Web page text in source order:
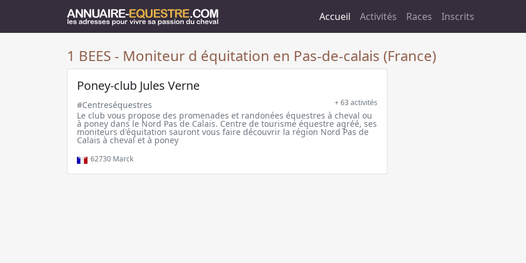
Accueil Activités Races Inscrits
1 BEES - Moniteur d équitation en Pas-de-calais (France)
Poney-club Jules Verne
#Centreséquestres + 63 activités
Le club vous propose des promenades et randonées équestres à cheval ou
à poney dans le Nord Pas de Calais. Centre de tourisme équestre agréé, ses
moniteurs d'équitation sauront vous faire découvrir la région Nord Pas de
Calais à cheval et à poney
62730 Marck